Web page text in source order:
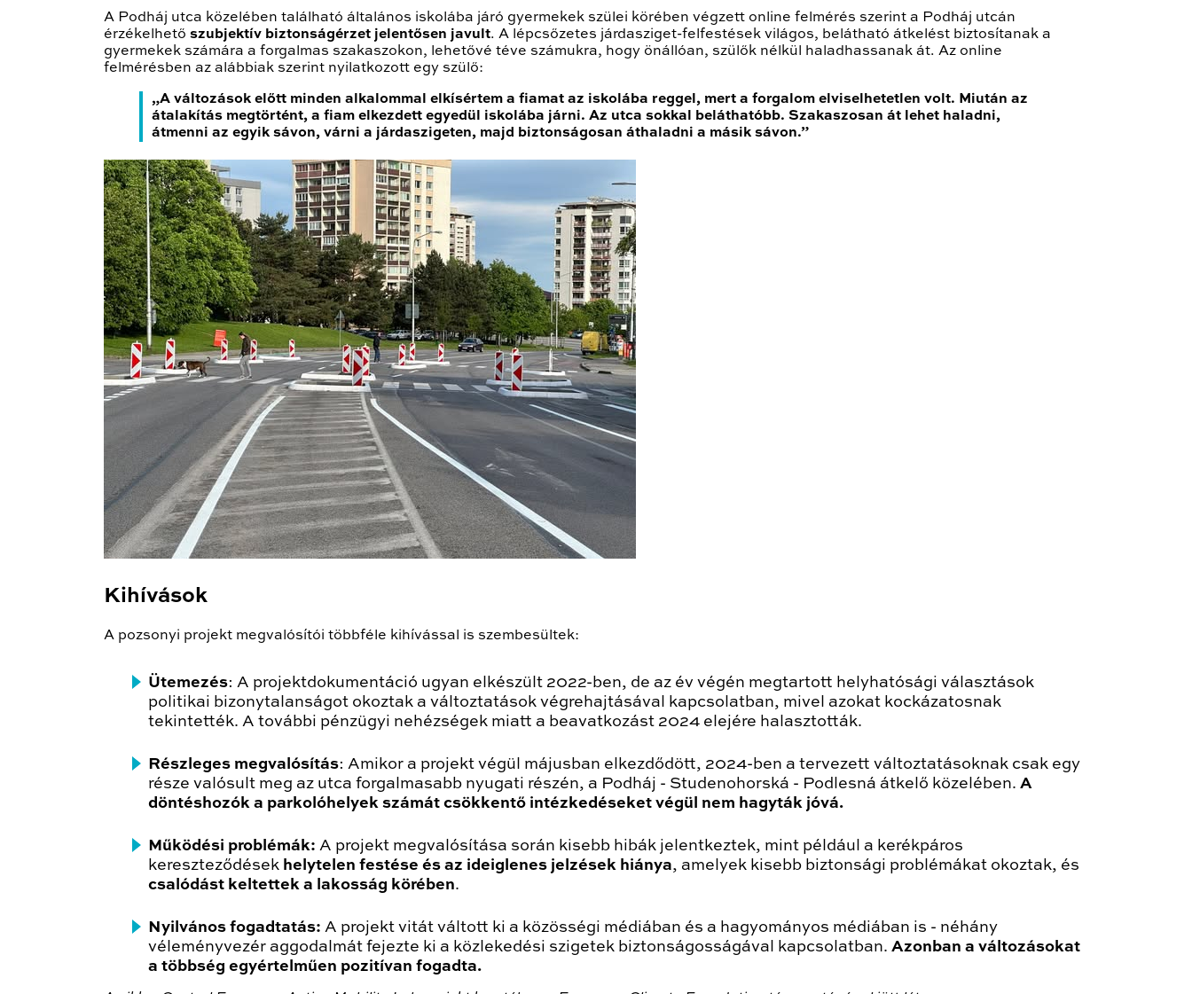
A Podháj utca közelében található általános iskolába járó gyermekek szülei körében végzett online felmérés szerint a Podháj utcán
érzékelhető szubjektív biztonságérzet jelentősen javult. A lépcsőzetes járdasziget-felfestések világos, belátható átkelést biztosítanak a
gyermekek számára a forgalmas szakaszokon, lehetővé téve számukra, hogy önállóan, szülők nélkül haladhassanak át. Az online
felmérésben az alábbiak szerint nyilatkozott egy szülő:
„A változások előtt minden alkalommal elkísértem a fiamat az iskolába reggel, mert a forgalom elviselhetetlen volt. Miután az
átalakítás megtörtént, a fiam elkezdett egyedül iskolába járni. Az utca sokkal beláthatóbb. Szakaszosan át lehet haladni,
átmenni az egyik sávon, várni a járdaszigeten, majd biztonságosan áthaladni a másik sávon.”
Kihívások
A pozsonyi projekt megvalósítói többféle kihívással is szembesültek:
Ütemezés: A projektdokumentáció ugyan elkészült 2022-ben, de az év végén megtartott helyhatósági választások
politikai bizonytalanságot okoztak a változtatások végrehajtásával kapcsolatban, mivel azokat kockázatosnak
tekintették. A további pénzügyi nehézségek miatt a beavatkozást 2024 elejére halasztották.
Részleges megvalósítás: Amikor a projekt végül májusban elkezdődött, 2024-ben a tervezett változtatásoknak csak egy
része valósult meg az utca forgalmasabb nyugati részén, a Podháj - Studenohorská - Podlesná átkelő közelében. A
döntéshozók a parkolóhelyek számát csökkentő intézkedéseket végül nem hagyták jóvá.
Működési problémák: A projekt megvalósítása során kisebb hibák jelentkeztek, mint például a kerékpáros
kereszteződések helytelen festése és az ideiglenes jelzések hiánya, amelyek kisebb biztonsági problémákat okoztak, és
csalódást keltettek a lakosság körében.
Nyilvános fogadtatás: A projekt vitát váltott ki a közösségi médiában és a hagyományos médiában is - néhány
véleményvezér aggodalmát fejezte ki a közlekedési szigetek biztonságosságával kapcsolatban. Azonban a változásokat
a többség egyértelműen pozitívan fogadta.